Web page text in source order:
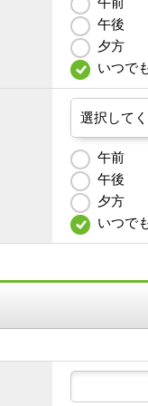
午後
夕方
いつで
午前
午後
夕方
いつで